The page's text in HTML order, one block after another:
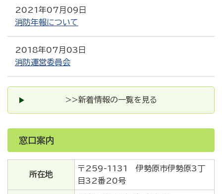
2021年07月09日
消防年報について
2018年07月03日
消防運営委員会
>>新着情報の一覧を見る
窓口案内
所在地
〒259-1131 伊勢原市伊勢原3丁
目32番20号